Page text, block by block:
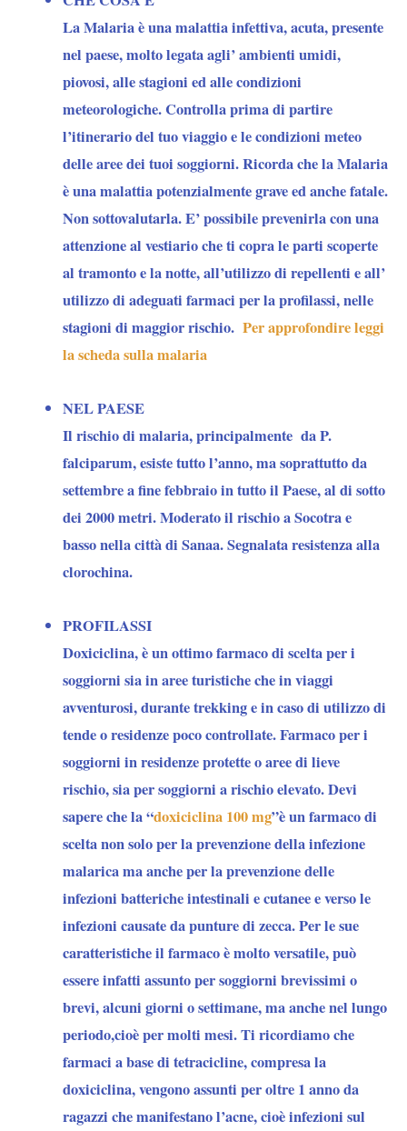
La Malaria è una malattia infettiva, acuta, presente
nel paese, molto legata agli’ ambienti umidi,
piovosi, alle stagioni ed alle condizioni
meteorologiche. Controlla prima di partire
l’itinerario del tuo viaggio e le condizioni meteo
delle aree dei tuoi soggiorni. Ricorda che la Malaria
è una malattia potenzialmente grave ed anche fatale.
Non sottovalutarla. E’ possibile prevenirla con una
attenzione al vestiario che ti copra le parti scoperte
al tramonto e la notte, all’utilizzo di repellenti e all’
utilizzo di adeguati farmaci per la profilassi, nelle
stagioni di maggior rischio. Per approfondire leggi
la scheda sulla malaria
NEL PAESE
Il rischio di malaria, principalmente da P.
falciparum, esiste tutto l’anno, ma soprattutto da
settembre a fine febbraio in tutto il Paese, al di sotto
dei 2000 metri. Moderato il rischio a Socotra e
basso nella città di Sanaa. Segnalata resistenza alla
clorochina.
PROFILASSI
Doxiciclina, è un ottimo farmaco di scelta per i
soggiorni sia in aree turistiche che in viaggi
avventurosi, durante trekking e in caso di utilizzo di
tende o residenze poco controllate. Farmaco per i
soggiorni in residenze protette o aree di lieve
rischio, sia per soggiorni a rischio elevato. Devi
sapere che la “doxiciclina 100 mg”è un farmaco di
scelta non solo per la prevenzione della infezione
malarica ma anche per la prevenzione delle
infezioni batteriche intestinali e cutanee e verso le
infezioni causate da punture di zecca. Per le sue
caratteristiche il farmaco è molto versatile, può
essere infatti assunto per soggiorni brevissimi o
brevi, alcuni giorni o settimane, ma anche nel lungo
periodo,cioè per molti mesi. Ti ricordiamo che
farmaci a base di tetracicline, compresa la
doxiciclina, vengono assunti per oltre 1 anno da
ragazzi che manifestano l’acne, cioè infezioni sul